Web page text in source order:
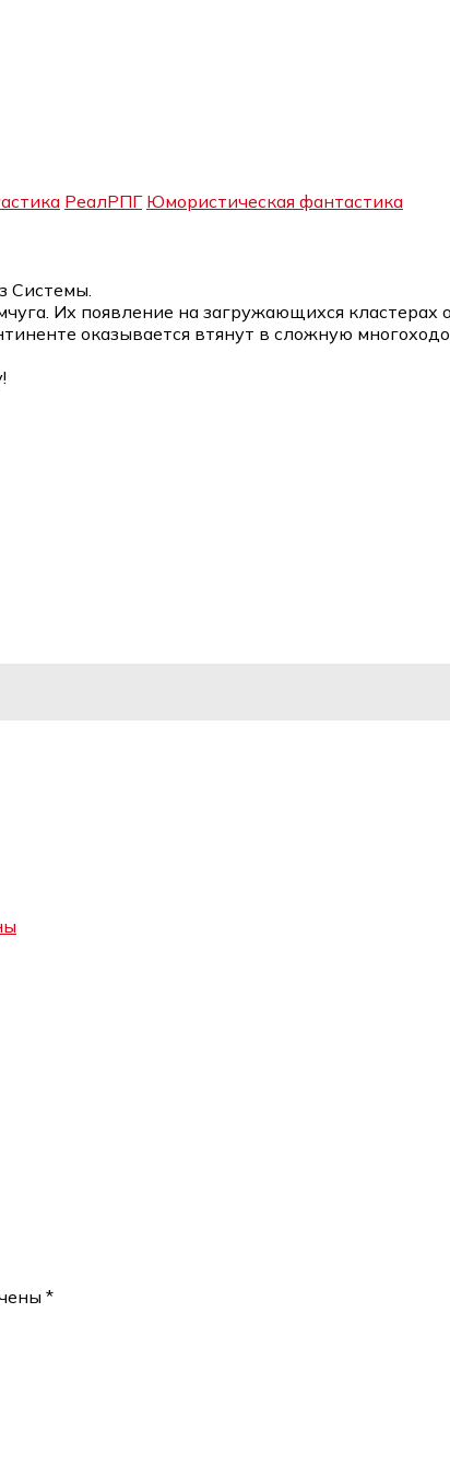
РеалРПГ Юмористическая фантастика
Системы.
Их появление на загружающихся
оказывается втянут в сложную
*